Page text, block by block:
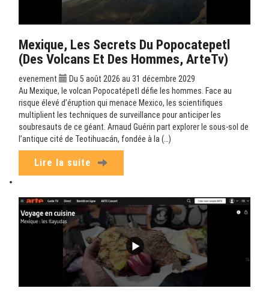
Mexique, Les Secrets Du Popocatepetl
(Des Volcans Et Des Hommes, ArteTv)
evenement
Du 5 août 2026 au 31 décembre 2029
Au Mexique, le volcan Popocatépetl défie les hommes. Face au
risque élevé d’éruption qui menace Mexico, les scientifiques
multiplient les techniques de surveillance pour anticiper les
soubresauts de ce géant. Arnaud Guérin part explorer le sous-sol de
l’antique cité de Teotihuacán, fondée à la (…)
Lire la suite